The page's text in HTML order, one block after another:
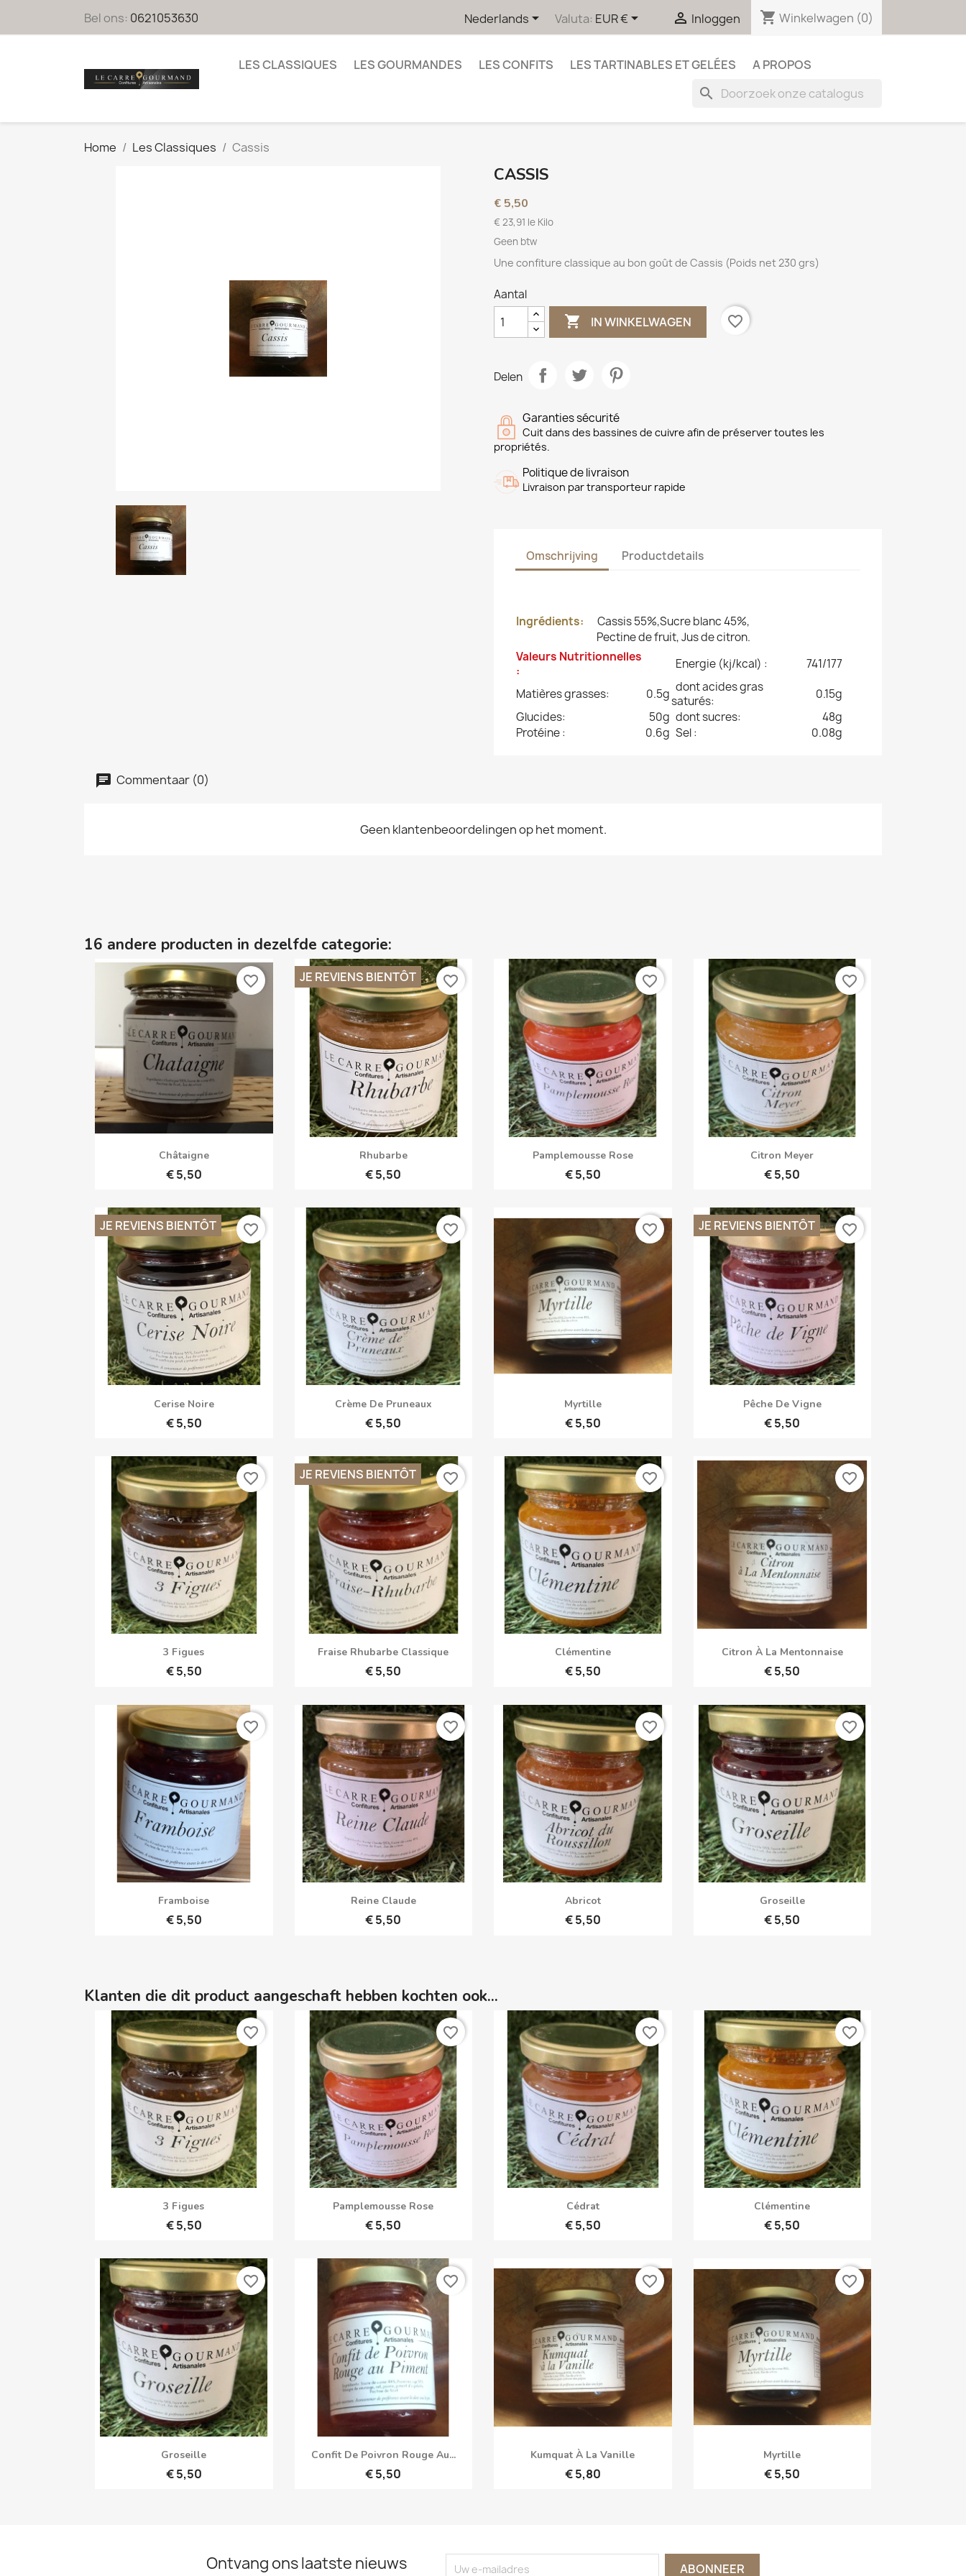
Bel ons: 0621053630 Nederlands Valuta: EUR €  Inloggen shopping_cart Winkelwagen (0)
LES CLASSIQUES LES GOURMANDES LES CONFITS LES TARTINABLES ET GELÉES A PROPOS
search
Home Les Classiques Cassis
CASSIS
€ 5,50
€ 23,91 le Kilo
Geen btw
Une confiture classique au bon goût de Cassis (Poids net 230 grs)
Aantal
 IN WINKELWAGEN favorite_border
Delen
Garanties sécurité
Cuit dans des bassines de cuivre afin de préserver toutes les
propriétés.
Politique de livraison
Livraison par transporteur rapide
Omschrijving Productdetails
Ingrédients:
Cassis 55%,Sucre blanc 45%,
Pectine de fruit, Jus de citron.
Valeurs Nutritionnelles
:
Energie (kj/kcal) :
741/177
Matières grasses:
0.5g dont acides gras
saturés:
0.15g
Glucides:
50g dont sucres:
48g
Protéine :
0.6g Sel : 0.08g
Commentaar (0)
Geen klantenbeoordelingen op het moment.
16 andere producten in dezelfde categorie:
Snel bekijken
Châtaigne
€ 5,50
favorite_border
Snel bekijken
Rhubarbe
€ 5,50
JE REVIENS BIENTÔT favorite_border
Snel bekijken
Pamplemousse Rose
€ 5,50
favorite_border
Snel bekijken
Citron Meyer
€ 5,50
favorite_border
Snel bekijken
Cerise Noire
€ 5,50
JE REVIENS BIENTÔT favorite_border
Snel bekijken
Crème De Pruneaux
€ 5,50
favorite_border
Snel bekijken
Myrtille
€ 5,50
favorite_border
Snel bekijken
Pêche De Vigne
€ 5,50
JE REVIENS BIENTÔT favorite_border
Snel bekijken
3 Figues
€ 5,50
favorite_border
Snel bekijken
Fraise Rhubarbe Classique
€ 5,50
JE REVIENS BIENTÔT favorite_border
Snel bekijken
Clémentine
€ 5,50
favorite_border
 Snel bekijken
Citron À La Mentonnaise
€ 5,50
favorite_border
Snel bekijken
Framboise
€ 5,50
favorite_border
Snel bekijken
Reine Claude
€ 5,50
favorite_border
Snel bekijken
Abricot
€ 5,50
favorite_border
Snel bekijken
Groseille
€ 5,50
favorite_border
Klanten die dit product aangeschaft hebben kochten ook...
Snel bekijken
3 Figues
€ 5,50
favorite_border
Snel bekijken
Pamplemousse Rose
€ 5,50
favorite_border
Snel bekijken
Cédrat
€ 5,50
favorite_border
Snel bekijken
Clémentine
€ 5,50
favorite_border
Snel bekijken
Groseille
€ 5,50
favorite_border
Snel bekijken
Confit De Poivron Rouge Au...
€ 5,50
favorite_border
Snel bekijken
Kumquat À La Vanille
€ 5,80
favorite_border
Snel bekijken
Myrtille
€ 5,50
favorite_border
Ontvang ons laatste nieuws